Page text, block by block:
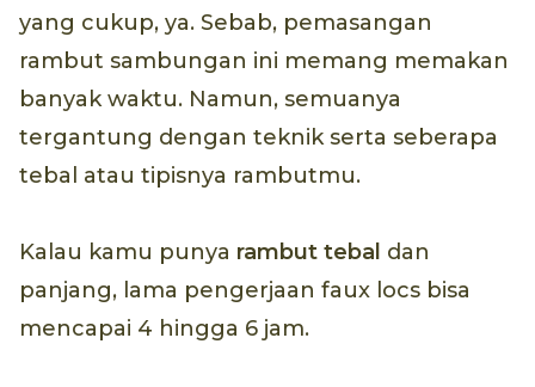
yang cukup, ya. Sebab, pemasangan
rambut sambungan ini memang memakan
banyak waktu. Namun, semuanya
tergantung dengan teknik serta seberapa
tebal atau tipisnya rambutmu.
Kalau kamu punya rambut tebal dan
panjang, lama pengerjaan faux locs bisa
mencapai 4 hingga 6 jam.